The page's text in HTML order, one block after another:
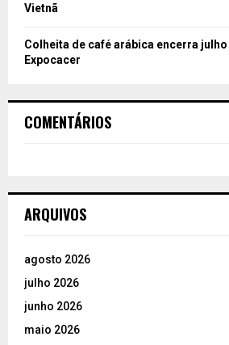
Vietnã
Colheita de café arábica encerra julho
Expocacer
COMENTÁRIOS
ARQUIVOS
agosto 2026
julho 2026
junho 2026
maio 2026